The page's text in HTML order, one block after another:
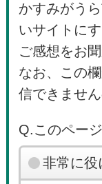
かすみがう
いサイトに
ご感想をお
なお、この
信できませ
Q.このペー
非常に役